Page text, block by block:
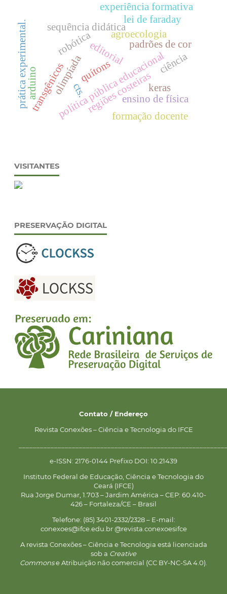
editorial
olimpíada
política pública educacional
padrões de cor
quítons
regiões costeiras
robótica
keras
formação docente
sequência didática
transgênicos cts.
agroecologia
ensino de física
lei de faraday
experiência formativa
ciência
arduino
prática experimental.
VISITANTES
PRESERVAÇÃO DIGITAL
Contato / Endereço
Revista Conexões – Ciência e Tecnologia do IFCE
e-ISSN: 2176-0144 Prefixo DOI: 10.21439
Instituto Federal de Educação, Ciência e Tecnologia do
Ceará (IFCE)
Rua Jorge Dumar, 1.703 – Jardim América – CEP: 60.410-
426 – Fortaleza/CE – Brasil
Telefone: (85) 3401-2332/2328 – E-mail:
conexoes@ifce.edu.br @revista.conexoesifce
A revista Conexões – Ciência e Tecnologia está licenciada
sob a Creative
Commonse Atribuição não comercial (CC BY-NC-SA 4.0).